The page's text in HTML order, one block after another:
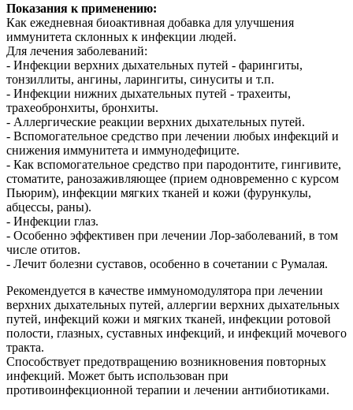
Показания к применению:
Как ежедневная биоактивная добавка для улучшения
иммунитета склонных к инфекции людей.
Для лечения заболеваний:
- Инфекции верхних дыхательных путей - фарингиты,
тонзиллиты, ангины, ларингиты, синуситы и т.п.
- Инфекции нижних дыхательных путей - трахеиты,
трахеобронхиты, бронхиты.
- Аллергические реакции верхних дыхательных путей.
- Вспомогательное средство при лечении любых инфекций и
снижения иммунитета и иммунодефиците.
- Как вспомогательное средство при пародонтите, гингивите,
стоматите, ранозаживляющее (прием одновременно с курсом
Пьюрим), инфекции мягких тканей и кожи (фурункулы,
абцессы, раны).
- Инфекции глаз.
- Особенно эффективен при лечении Лор-заболеваний, в том
числе отитов.
- Лечит болезни суставов, особенно в сочетании с Румалая.
Рекомендуется в качестве иммуномодулятора при лечении
верхних дыхательных путей, аллергии верхних дыхательных
путей, инфекций кожи и мягких тканей, инфекции ротовой
полости, глазных, суставных инфекций, и инфекций мочевого
тракта.
Способствует предотвращению возникновения повторных
инфекций. Может быть использован при
противоинфекционной терапии и лечении антибиотиками.